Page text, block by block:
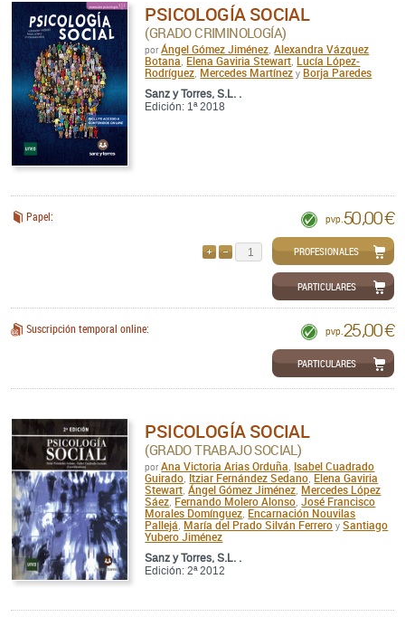
PSICOLOGÍA SOCIAL
(GRADO CRIMINOLOGÍA)
porÁngel Gómez Jiménez ,Alexandra Vázquez
Botana Elena Gaviria Stewart Lucía López-
Rodríguez Mercedes Martínez y Borja Paredes
Sanz y Torres, S.L. .
Edición: 1ª 2018
Papel: pvp. 50,00 €
QUITARPROFESIONALES
PARTICULARES
Suscripción temporal online: pvp. 25,00 €
PARTICULARES
PSICOLOGÍA SOCIAL
(GRADO TRABAJO SOCIAL)
porAna Victoria Arias Orduña Isabel Cuadrado
Guirado Itziar Fernández Sedano Elena Gaviria
Stewart ,Ángel Gómez Jiménez Mercedes López
Sáez Fernando Molero Alonso ,José Francisco
Morales Domínguez Encarnación Nouvilas
Pallejá María del Prado Silván Ferrero ySantiago
Yubero Jiménez
Sanz y Torres, S.L. .
Edición: 2ª 2012